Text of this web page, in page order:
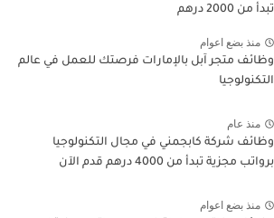
تبدأ من 2000 درهم
منذ بضع اعوام
وظائف متجر آبل بالإمارات فرصتك للعمل في عالم
التكنولوجيا
منذ عام
وظائف شركة كابجمني في مجال التكنولوجيا
برواتب مجزية تبدأ من 4000 درهم قدم الآن
منذ بضع اعوام